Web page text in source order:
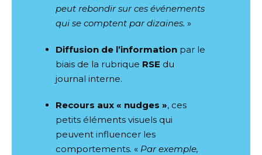
peut rebondir sur ces événements
qui se comptent par dizaines. »
Diffusion de l’informationpar le
biais de la rubrique RSE du
journal interne.
Recours aux « nudges », ces
petits éléments visuels qui
peuvent influencer les
comportements. « Par exemple,